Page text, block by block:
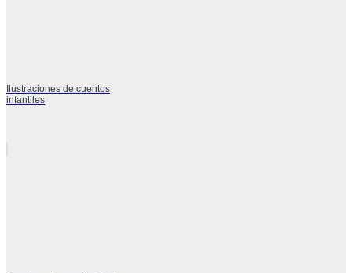
Ilustraciones de cuentos
infantiles